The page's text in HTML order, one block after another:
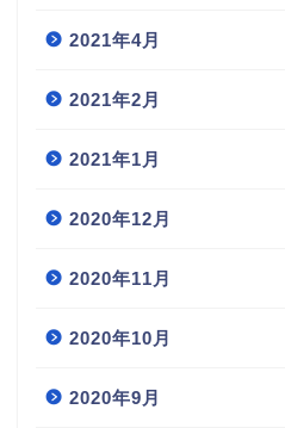
2021年4月
2021年2月
2021年1月
2020年12月
2020年11月
2020年10月
2020年9月